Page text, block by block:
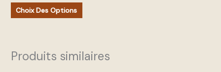
Choix Des Options
la
page
Produits similaires